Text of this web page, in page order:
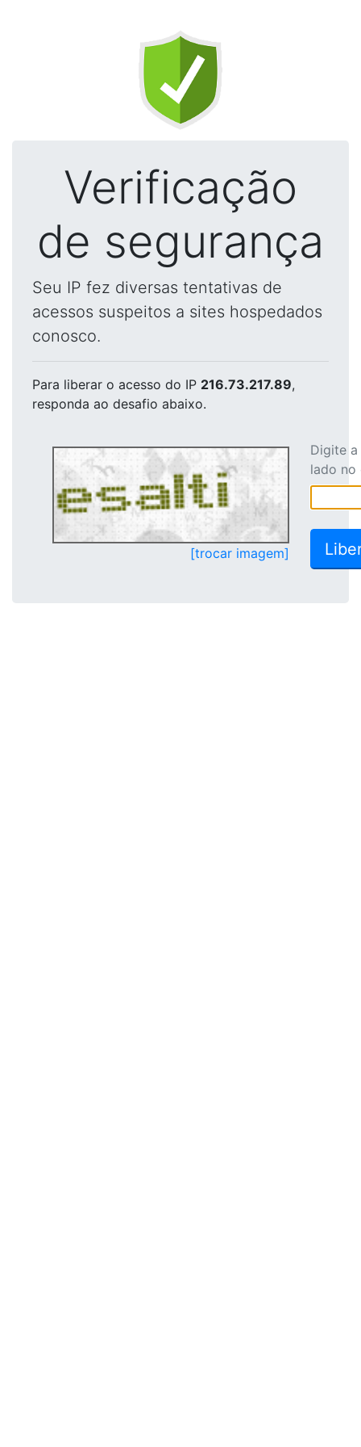
Verificação
de segurança
Seu IP fez diversas tentativas de
acessos suspeitos a sites hospedados
conosco.
Para liberar o acesso do IP 216.73.217.89,
responda ao desafio abaixo.
[trocar imagem]
Digite
lado no